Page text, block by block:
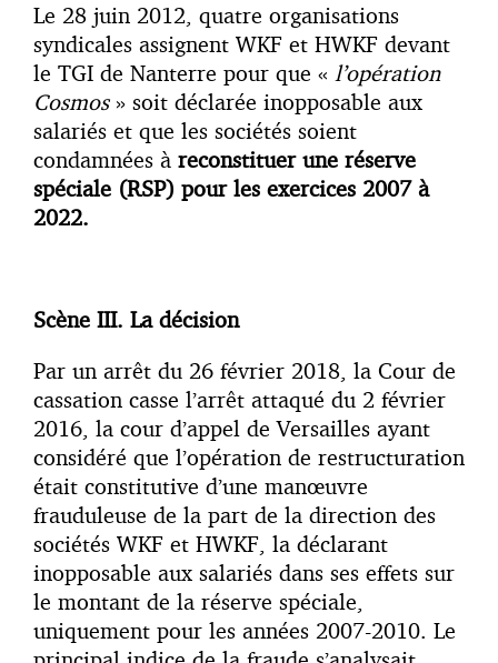
Le 28 juin 2012, quatre organisations
syndicales assignent WKF et HWKF devant
le TGI de Nanterre pour que « l’opération
Cosmos» soit déclarée inopposable aux
salariés et que les sociétés soient
condamnées à reconstituer une réserve
spéciale (RSP) pour les exercices 2007 à
2022.
Scène III. La décision
Par un arrêt du 26 février 2018, la Cour de
cassation casse l’arrêt attaqué du 2 février
2016, la cour d’appel de Versailles ayant
considéré que l’opération de restructuration
était constitutive d’une manœuvre
frauduleuse de la part de la direction des
sociétés WKF et HWKF, la déclarant
inopposable aux salariés dans ses effets sur
le montant de la réserve spéciale,
uniquement pour les années 2007-2010. Le